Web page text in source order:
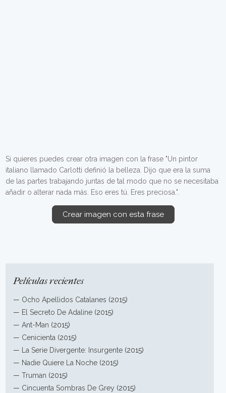
Si quieres puedes crear otra imagen con la frase "Un pintor
italiano llamado Carlotti definió la belleza. Dijo que era la suma
de las partes trabajando juntas de tal modo que no se necesitaba
añadir o alterar nada más. Eso eres tú. Eres preciosa.".
Crear imagen con esta frase
Películas recientes
— Ocho Apellidos Catalanes (2015)
— El Secreto De Adaline (2015)
—Ant-Man (2015)
— Cenicienta (2015)
—
La Serie Divergente: Insurgente (2015)
— Nadie Quiere La Noche (2015)
—Truman (2015)
— Cincuenta Sombras De Grey (2015)